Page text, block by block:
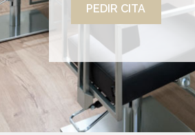
PEDIR CITA